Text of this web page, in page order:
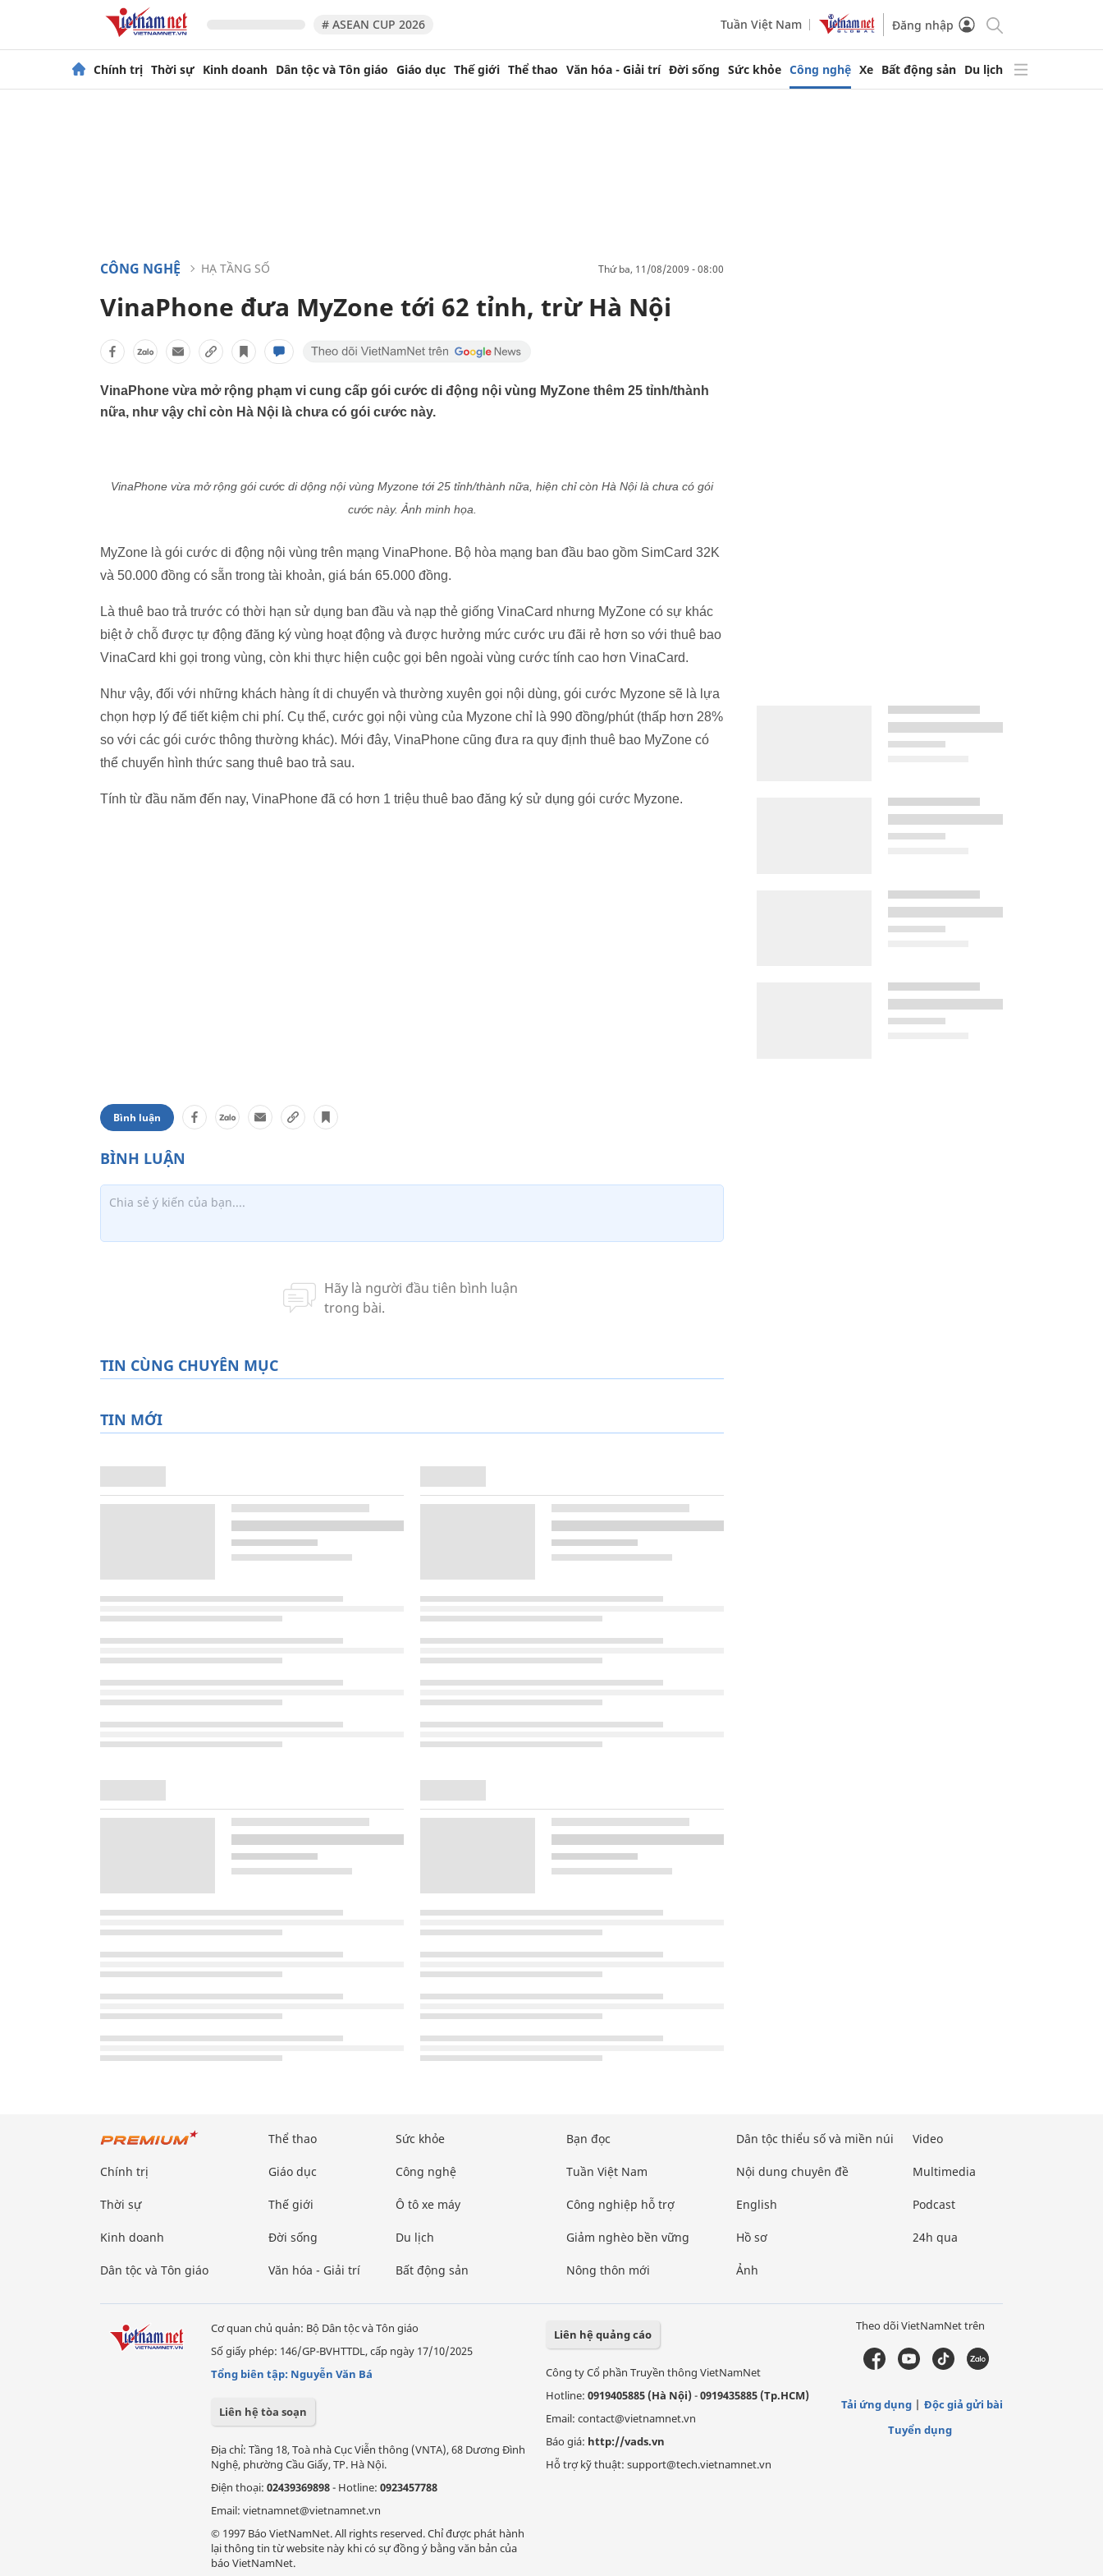
# ASEAN CUP 2026 Tuần Việt Nam Đăng nhập
Chính trị Thời sự Kinh doanh Dân tộc và Tôn giáo Giáo dục Thế giới Thể thao Văn hóa - Giải trí Đời sống Sức khỏe Công nghệ Xe Bất động sản Du lịch
CÔNG NGHỆ HẠ TẦNG SỐ thứ ba, 11/08/2009 - 08:00
VinaPhone đưa MyZone tới 62 tỉnh, trừ Hà Nội
VinaPhone vừa mở rộng phạm vi cung cấp gói cước di động nội vùng MyZone thêm 25 tỉnh/thành
nữa, như vậy chỉ còn Hà Nội là chưa có gói cước này.
VinaPhone vừa mở rộng gói cước di dộng nội vùng Myzone tới 25 tỉnh/thành nữa, hiện chỉ còn Hà Nội là chưa có gói
cước này. Ảnh minh họa.
MyZone là gói cước di động nội vùng trên mạng VinaPhone. Bộ hòa mạng ban đầu bao gồm SimCard 32K
và 50.000 đồng có sẵn trong tài khoản, giá bán 65.000 đồng.
Là thuê bao trả trước có thời hạn sử dụng ban đầu và nạp thẻ giống VinaCard nhưng MyZone có sự khác
biệt ở chỗ được tự động đăng ký vùng hoạt động và được hưởng mức cước ưu đãi rẻ hơn so với thuê bao
VinaCard khi gọi trong vùng, còn khi thực hiện cuộc gọi bên ngoài vùng cước tính cao hơn VinaCard.
Như vậy, đối với những khách hàng ít di chuyển và thường xuyên gọi nội dùng, gói cước Myzone sẽ là lựa
chọn hợp lý để tiết kiệm chi phí. Cụ thể, cước gọi nội vùng của Myzone chỉ là 990 đồng/phút (thấp hơn 28%
so với các gói cước thông thường khác). Mới đây, VinaPhone cũng đưa ra quy định thuê bao MyZone có
thể chuyển hình thức sang thuê bao trả sau.
Tính từ đầu năm đến nay, VinaPhone đã có hơn 1 triệu thuê bao đăng ký sử dụng gói cước Myzone.
Bình luận
TIN CÙNG CHUYÊN MỤC
TIN MỚI
Chính trị
Thời sự
Kinh doanh
Dân tộc và Tôn giáo
Thể thao
Giáo dục
Thế giới
Đời sống
Văn hóa - Giải trí
Sức khỏe
Công nghệ
Ô tô xe máy
Du lịch
Bất động sản
Bạn đọc
Tuần Việt Nam
Công nghiệp hỗ trợ
Giảm nghèo bền vững
Nông thôn mới
Dân tộc thiểu số và miền núi
Nội dung chuyên đề
English
Hồ sơ
Ảnh
Video
Multimedia
Podcast
24h qua
Cơ quan chủ quản: Bộ Dân tộc và Tôn giáo
Số giấy phép: 146/GP-BVHTTDL, cấp ngày 17/10/2025
Tổng biên tập: Nguyễn Văn Bá
Liên hệ tòa soạn
Địa chỉ: Tầng 18, Toà nhà Cục Viễn thông (VNTA), 68 Dương Đình
Nghệ, phường Cầu Giấy, TP. Hà Nội.
Điện thoại: 02439369898- Hotline: 0923457788
Email: vietnamnet@vietnamnet.vn
© 1997 Báo VietNamNet. All rights reserved. Chỉ được phát hành
lại thông tin từ website này khi có sự đồng ý bằng văn bản của
báo VietNamNet.
Liên hệ quảng cáo
Công ty Cổ phần Truyền thông VietNamNet
Hotline: 0919405885 (Hà Nội)-0919435885 (Tp.HCM)
Email: contact@vietnamnet.vn
Báo giá: http://vads.vn
Hỗ trợ kỹ thuật: support@tech.vietnamnet.vn
Theo dõi VietNamNet trên
Tải ứng dụng
Độc giả gửi bài
Tuyển dụng